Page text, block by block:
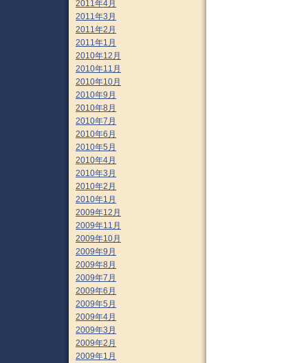
2011年4月
2011年3月
2011年2月
2011年1月
2010年12月
2010年11月
2010年10月
2010年9月
2010年8月
2010年7月
2010年6月
2010年5月
2010年4月
2010年3月
2010年2月
2010年1月
2009年12月
2009年11月
2009年10月
2009年9月
2009年8月
2009年7月
2009年6月
2009年5月
2009年4月
2009年3月
2009年2月
2009年1月